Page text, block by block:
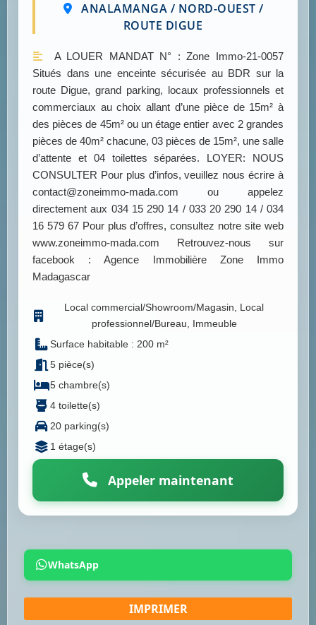
ANALAMANGA / NORD-OUEST /
ROUTE DIGUE
A LOUER MANDAT N° : Zone Immo-21-0057
Situés dans une enceinte sécurisée au BDR sur la
route Digue, grand parking, locaux professionnels et
commerciaux au choix allant d’une pièce de 15m² à
des pièces de 45m² ou un étage entier avec 2 grandes
pièces de 40m² chacune, 03 pièces de 15m², une salle
d’attente et 04 toilettes séparées. LOYER: NOUS
CONSULTER Pour plus d’infos, veuillez nous écrire à
contact@zoneimmo-mada.com ou appelez
directement aux 034 15 290 14 / 033 20 290 14 / 034
16 579 67 Pour plus d’offres, consultez notre site web
www.zoneimmo-mada.com Retrouvez-nous sur
facebook : Agence Immobilière Zone Immo
Madagascar
Local commercial/Showroom/Magasin, Local
professionnel/Bureau, Immeuble
Surface habitable : 200 m²
5 pièce(s)
5 chambre(s)
4 toilette(s)
20 parking(s)
1 étage(s)
Appeler maintenant
WhatsApp